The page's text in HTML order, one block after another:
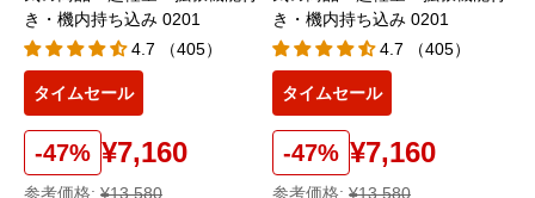
き・機内持ち込み 0201
4.7 （405）
タイムセール
-47% ¥7,160
参考価格: ¥13,580
き・機内持ち込み 0201
4.7 （405）
タイムセール
-47% ¥7,160
参考価格: ¥13,580